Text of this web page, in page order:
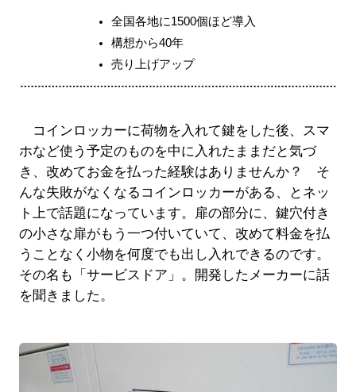
全国各地に1500個ほど導入
構想から40年
売り上げアップ
コインロッカーに荷物を入れて鍵をした後、スマ
ホなど使う予定のものを中に入れたままだと気づ
き、改めてお金を払った経験はありませんか？ そ
んな失敗がなくなるコインロッカーがある、とネッ
ト上で話題になっています。扉の部分に、鍵穴付き
の小さな扉がもう一つ付いていて、改めて料金を払
うことなく小物を何度でも出し入れできるのです。
その名も「サービスドア」。開発したメーカーに話
を聞きました。